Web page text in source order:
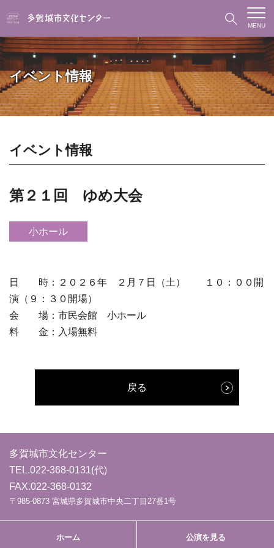
MENU
イベント情報
イベント情報
第２１回 ゆめ大会
小ホール
日 時：２０２６年 ２月７日（土） １０：００開
演（９：３０開場）
会 場：市民会館 小ホール
料 金：入場無料
戻る
多賀城市文化センター
TEL.022-368-0131(代)
FAX.022-368-0132
〒985-0873 宮城県多賀城市中央二丁目27番1号
ホーム 公演を見る